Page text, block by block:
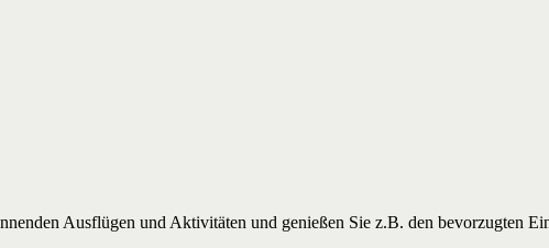
Ausflügen und Aktivitäten und genießen Sie z.B. den bevorzugten